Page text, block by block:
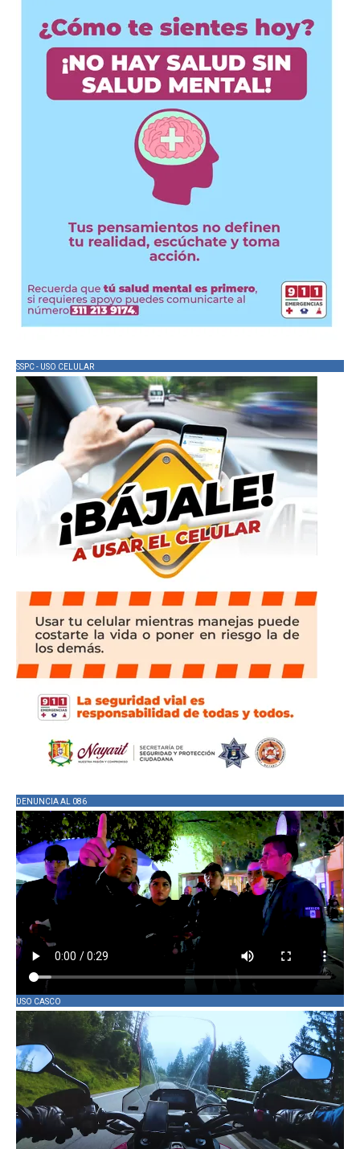
SSPC - USO CELULAR
DENUNCIA AL 086
USO CASCO